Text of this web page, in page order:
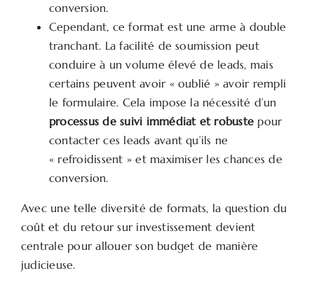
conversion.
Cependant, ce format est une arme à double
tranchant. La facilité de soumission peut
conduire à un volume élevé de leads, mais
certains peuvent avoir « oublié » avoir rempli
le formulaire. Cela impose la nécessité d’un
processus de suivi immédiat et robuste pour
contacter ces leads avant qu’ils ne
« refroidissent » et maximiser les chances de
conversion.
Avec une telle diversité de formats, la question du
coût et du retour sur investissement devient
centrale pour allouer son budget de manière
judicieuse.